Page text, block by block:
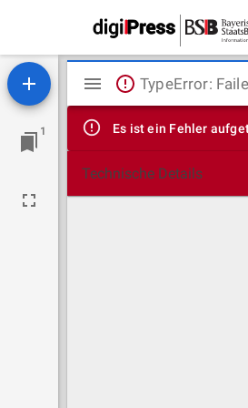
1
Mirador
Viewer
TypeError:
Es ist ein Fehler
Technische Details